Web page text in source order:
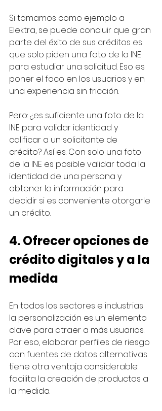
Si tomamos como ejemplo a
Elektra, se puede concluir que gran
parte del éxito de sus créditos es
que solo piden una foto de la INE
para estudiar una solicitud. Eso es
poner el foco en los usuarios y en
una experiencia sin fricción.
Pero: ¿es suficiente una foto de la
INE para validar identidad y
calificar a un solicitante de
crédito? Así es. Con solo una foto
de la INE es posible validar toda la
identidad de una persona y
obtener la información para
decidir si es conveniente otorgarle
un crédito.
4. Ofrecer opciones de
crédito digitales y a la
medida
En todos los sectores e industrias
la personalización es un elemento
clave para atraer a más usuarios.
Por eso, elaborar perfiles de riesgo
con fuentes de datos alternativas
tiene otra ventaja considerable:
facilita la creación de productos a
la medida.